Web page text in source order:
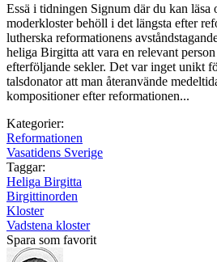
Essä i tidningen Signum där du kan
moderkloster behöll i det längsta efter
lutherska reformationens
heliga Birgitta att vara en relevant
efterföljande sekler. Det var inget unikt
talsdonator att man återanvände
kompositioner efter reformationen...
Kategorier:
Reformationen
Vasatidens Sverige
Taggar:
Heliga Birgitta
Birgittinorden
Kloster
Vadstena kloster
Spara som favorit